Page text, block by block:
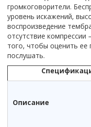
громкоговорители.
уровень искажений,
воспроизведение
отсутствие компрессии
того, чтобы оценить
послушать.
Описание